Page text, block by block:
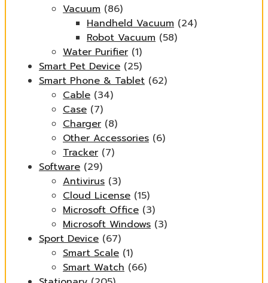
Vacuum (86)
Handheld Vacuum (24)
Robot Vacuum (58)
Water Purifier (1)
Smart Pet Device (25)
Smart Phone & Tablet (62)
Cable (34)
Case (7)
Charger (8)
Other Accessories (6)
Tracker (7)
Software (29)
Antivirus (3)
Cloud License (15)
Microsoft Office (3)
Microsoft Windows (3)
Sport Device (67)
Smart Scale (1)
Smart Watch (66)